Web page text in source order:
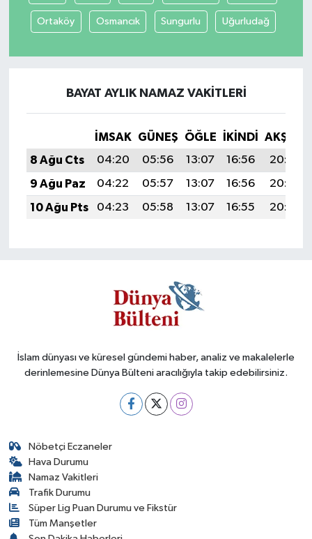
Ortaköy Osmancık Sungurlu Uğurludağ
BAYAT AYLIK NAMAZ VAKITLERI
İMSAK GÜNEŞ ÖĞLE İKINDI
AKŞAM
8 Ağu Cts
04:20 05:56 13:07 16:56
20:08
9 Ağu Paz
04:22 05:57 13:07 16:56
20:07
10 Ağu Pts
04:23 05:58 13:07 16:55 20:06
İslam dünyası ve küresel gündemi haber, analiz ve makalelerle
derinlemesine Dünya Bülteni aracılığıyla takip edebilirsiniz.
Nöbetçi Eczaneler
Hava Durumu
Namaz Vakitleri
Trafik Durumu
Süper Lig Puan Durumu ve Fikstür
Tüm Manşetler